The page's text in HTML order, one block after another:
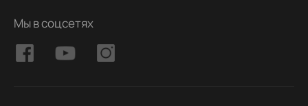
Мы в соцсетях